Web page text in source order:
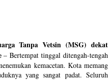
Tanpa Vetsin (MSG) dekat
– Bertempat tinggal ditengah-tengah
kemacetan. Kota memang
yang sangat padat. Seluruh